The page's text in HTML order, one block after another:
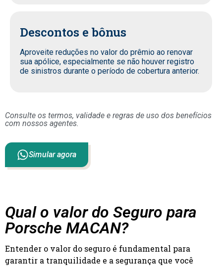
Descontos e bônus
Aproveite reduções no valor do prêmio ao renovar
sua apólice, especialmente se não houver registro
de sinistros durante o período de cobertura anterior.
Consulte os termos, validade e regras de uso dos benefícios
com nossos agentes.
Simular agora
Qual o valor do Seguro para
Porsche MACAN?
Entender o valor do seguro é fundamental para
garantir a tranquilidade e a segurança que você